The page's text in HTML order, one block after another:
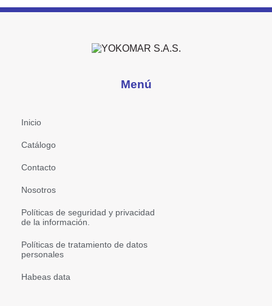
Menú
Inicio
Catálogo
Contacto
Nosotros
Políticas de seguridad y privacidad
de la información.
Políticas de tratamiento de datos
personales
Habeas data